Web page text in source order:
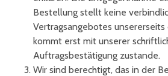
Bestellung stellt keine
Vertragsangebotes unsererseits
kommt erst mit unserer
Auftragsbestätigung zustande.
Wir sind berechtigt, das in der